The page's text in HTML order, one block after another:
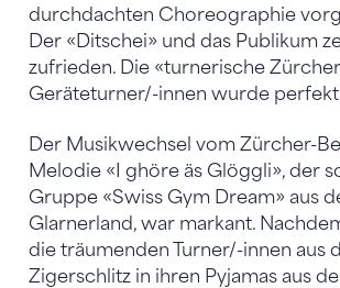
durchdachten Choreographie
Der «Ditschei» und das Publikum
zufrieden. Die «turnerische
Geräteturner/-innen wurde perfekt
Der Musikwechsel vom Zürcher-
Melodie «I ghöre äs Glöggli», der
Gruppe «Swiss Gym Dream» aus
Glarnerland, war markant.
die träumenden Turner/-innen aus
Zigerschlitz in ihren Pyjamas aus